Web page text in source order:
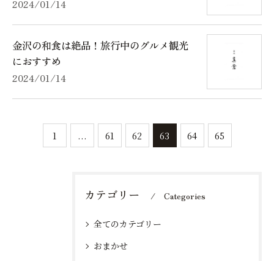
2024/01/14
金沢の和食は絶品！旅行中のグルメ観光
におすすめ
2024/01/14
1 ... 61 62 63 64 65
カテゴリー Categories
全てのカテゴリー
おまかせ